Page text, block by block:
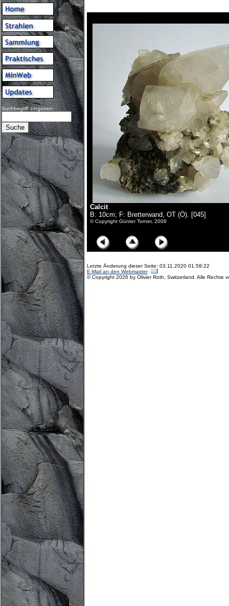
Suchbegriff eingeben:
Calcit
B: 10cm; F: Bretterwand, OT (Ö). [045]
© Copyright Günter Torner, 2008
Letzte Änderung dieser Seite: 03.11.2020 01:58:22
E-Mail an den Webmaster
© Copyright 2026 by Olivier Roth, Switzerland. Alle Rechte